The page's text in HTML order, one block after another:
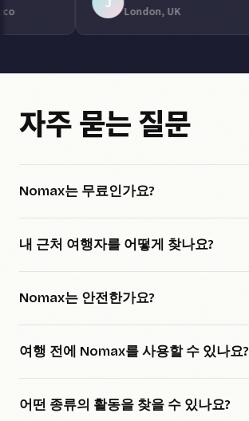
Marrakech, Morocco
자주 묻는 질문
Nomax는 무료인가요?
내 근처 여행자를 어떻게 찾나요?
Nomax는 안전한가요?
여행 전에 Nomax를 사용할 수 있나요?
어떤 종류의 활동을 찾을 수 있나요?